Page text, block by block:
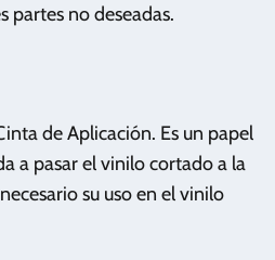
partes no deseadas.
de Aplicación. Es un papel
a pasar el vinilo cortado a la
su uso en el vinilo